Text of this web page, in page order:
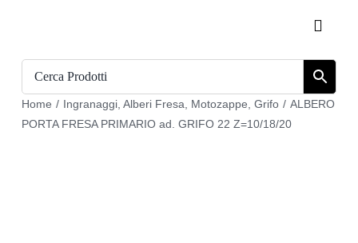
contenuto
Toggle
Catalogo
Home / Ingranaggi, Alberi Fresa Motozappe Grifo / ALBERO
PORTA FRESA PRIMARIO ad. GRIFO 22 Z=10/18/20